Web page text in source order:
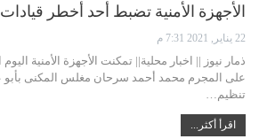
الأجهزة الأمنية تضبط أحد أخطر
22 يناير, 2021 7:31 م
ذمار نيوز || اخبار محلية|| تمكنت الأجهزة الأمنية
على المجرم محمد أحمد سرحان مغلس المكنى بأبو
تنظيم…
اقرأ أكثر...